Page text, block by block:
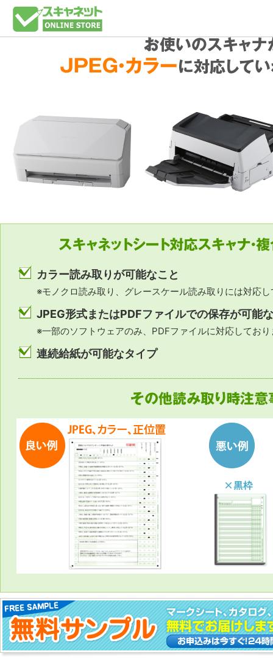
カラー読み取りが可能なこと
※モノクロ読み取り、グレースケール読み取りには対応
JPEG形式またはPDFファイルでの保存が可能
※一部のソフトウェアのみ、PDFファイルに対応しており
連続給紙が可能なタイプ